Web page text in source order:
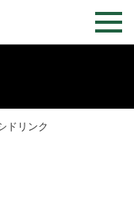
ドリンク